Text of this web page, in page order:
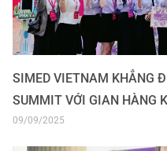
SIMED VIETNAM KHẲNG
SUMMIT VỚI GIAN HÀNG
09/09/2025